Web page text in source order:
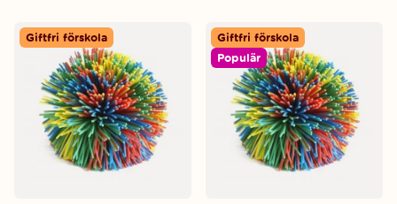
Giftfri förskola
Giftfri förskola
Populär